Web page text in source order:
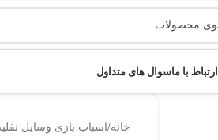
ارتباط با ماسوال های متداول
خانه اسباب بازی وسایل